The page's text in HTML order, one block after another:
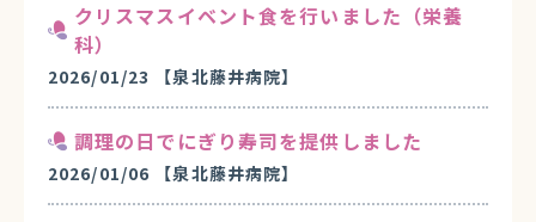
クリスマスイベント食を行いました（栄養
科）
2026/01/23 【泉北藤井病院】
調理の日でにぎり寿司を提供しました
2026/01/06 【泉北藤井病院】